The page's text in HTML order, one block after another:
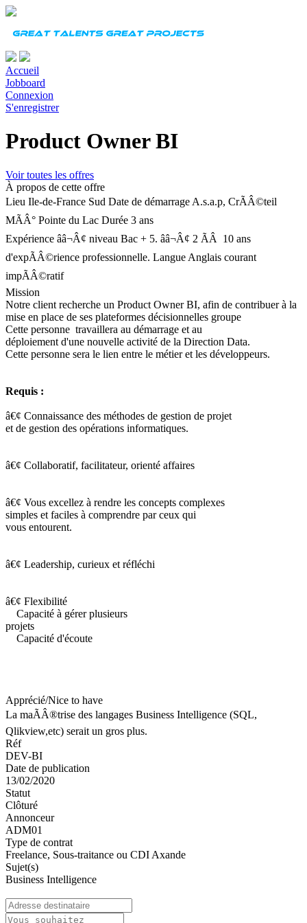
Accueil
Jobboard
Connexion
S'enregistrer
Product Owner BI
Voir toutes les offres
À propos de cette offre
Lieu Ile-de-France Sud Date de démarrage A.s.a.p, CrÃÂ©teil
MÃÂ° Pointe du Lac Durée 3 ans
Expérience ââ¬Â¢ niveau Bac + 5. ââ¬Â¢ 2 ÃÂ 10 ans
d'expÃÂ©rience professionnelle. Langue Anglais courant
impÃÂ©ratif
Mission
Notre client recherche un Product Owner BI, afin de contribuer à la
mise en place de ses plateformes décisionnelles groupe
Cette personne travaillera au démarrage et au
déploiement d'une nouvelle activité de la Direction Data.
Cette personne sera le lien entre le métier et les développeurs.
Requis :
â€¢ Connaissance des méthodes de gestion de projet
et de gestion des opérations informatiques.
â€¢ Collaboratif, facilitateur, orienté affaires
â€¢ Vous excellez à rendre les concepts complexes
simples et faciles à comprendre par ceux qui
vous entourent.
â€¢ Leadership, curieux et réfléchi
â€¢ Flexibilité
Capacité à gérer plusieurs
projets
Capacité d'écoute
Apprécié/Nice to have
La maÃÂ®trise des langages Business Intelligence (SQL,
Qlikview,etc) serait un gros plus.
Réf
DEV-BI
Date de publication
13/02/2020
Statut
Clôturé
Annonceur
ADM01
Type de contrat
Freelance, Sous-traitance ou CDI Axande
Sujet(s)
Business Intelligence